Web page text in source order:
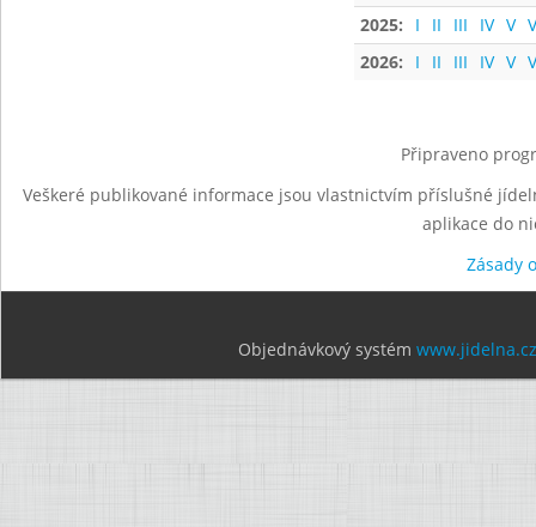
2025:
I II III IV V
2026:
I II III IV V
Připraveno
Veškeré publikované informace jsou vlastnictvím příslušné
aplikace do
Zásady
Objednávkový systém www.jidelna.cz